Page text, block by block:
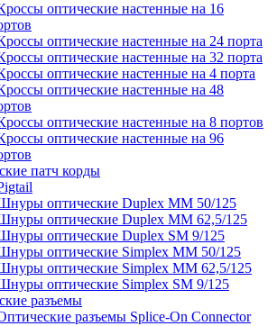
оптические настенные на 16
оптические настенные на 24 порта
оптические настенные на 32 порта
оптические настенные на 4 порта
оптические настенные на 48
оптические настенные на 8 портов
оптические настенные на 96
патч корды
оптические Duplex MM 50/125
оптические Duplex MM 62,5/125
оптические Duplex SM 9/125
оптические Simplex MM 50/125
оптические Simplex MM 62,5/125
оптические Simplex SM 9/125
разъемы
разъемы Splice-On Connector